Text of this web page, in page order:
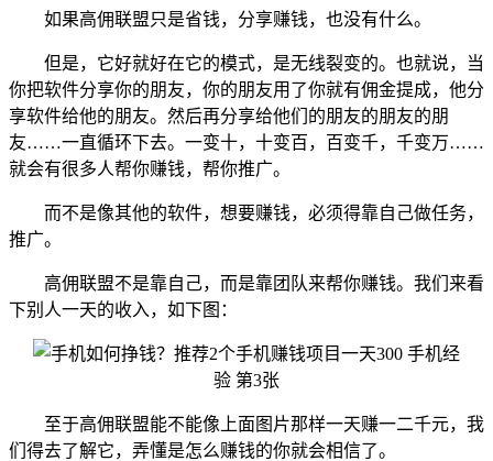
如果高佣联盟只是省钱，分享赚钱，也没有什么。
但是，它好就好在它的模式，是无线裂变的。也就说，当
你把软件分享你的朋友，你的朋友用了你就有佣金提成，他分
享软件给他的朋友。然后再分享给他们的朋友的朋友的朋
友……一直循环下去。一变十，十变百，百变千，千变万……
就会有很多人帮你赚钱，帮你推广。
而不是像其他的软件，想要赚钱，必须得靠自己做任务，
推广。
高佣联盟不是靠自己，而是靠团队来帮你赚钱。我们来看
下别人一天的收入，如下图：
至于高佣联盟能不能像上面图片那样一天赚一二千元，我
们得去了解它，弄懂是怎么赚钱的你就会相信了。